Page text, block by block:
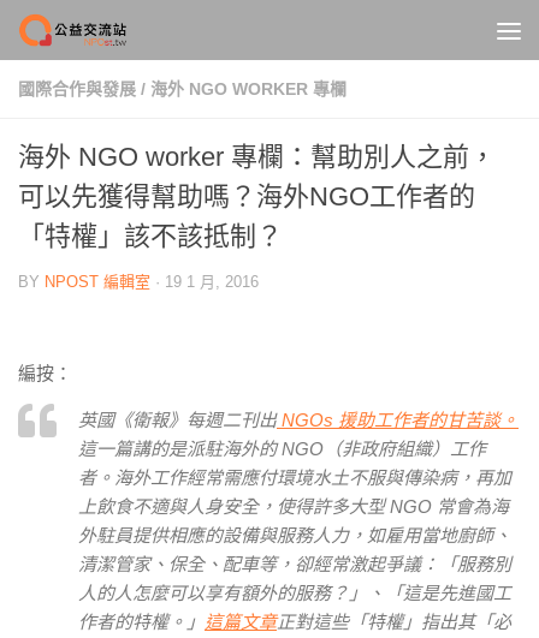
Skip to content
國際合作與發展 / 海外 NGO WORKER 專欄
海外 NGO worker 專欄：幫助別人之前，
可以先獲得幫助嗎？海外NGO工作者的
「特權」該不該抵制？
BY NPOST 編輯室 · 19 1 月, 2016
編按：
英國《衛報》每週二刊出 NGOs 援助工作者的甘苦談。
這一篇講的是派駐海外的NGO（非政府組織）
工作
者。海外工作經常需應付環境水土不服與傳染病，再加
上飲食不適與人身安全，使得許多大型NGO 常會為海
外駐員提供相應的設備與服務人力，如雇用當地廚師、
清潔管家、保全、配車等，卻經常激起爭議：「服務別
人的人怎麼可以享有額外的服務？」、「這是先進國工
作者的特權。」 這篇文章正對這些「特權」指出其「必